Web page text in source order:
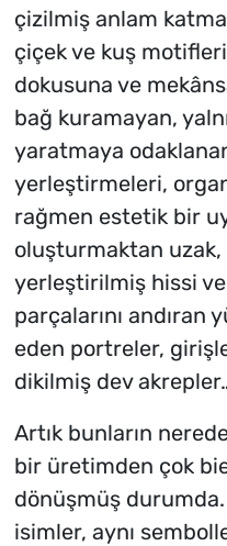
çizilmiş anlam
çiçek ve kuş
dokusuna ve
bağ kuramayan,
yaratmaya
yerleştirmeleri,
rağmen estetik bir
oluşturmaktan
yerleştirilmiş hissi
parçalarını
eden portreler,
dikilmiş dev
Artık bunların
bir üretimden çok
dönüşmüş durumda.
isimler, aynı